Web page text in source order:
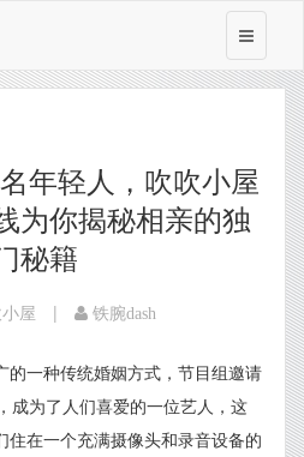
年轻人，吹吹小屋
为你揭秘相亲的独
秘籍
小屋 | 铁腕dash
的一种传统婚姻方式，节目组邀请
成为了人们喜爱的一位艺人，这
住在一个充满摄像头和录音设备的